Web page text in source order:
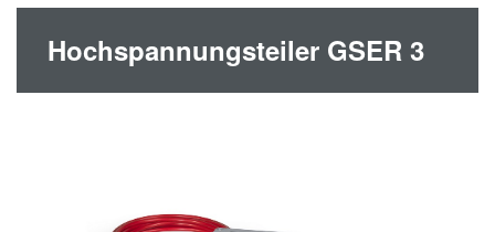
Hochspannungsteiler GSER 3